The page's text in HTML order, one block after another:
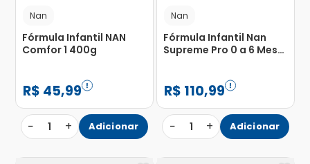
Nan
Fórmula Infantil NAN
Comfor 1 400g
R$ 45,99
− 1 + Adicionar
Nan
Fórmula Infantil Nan
Supreme Pro 0 a 6 Meses
R$ 110,99
− 1 + Adicionar